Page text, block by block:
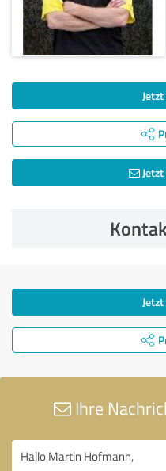
Jetzt
Ihre